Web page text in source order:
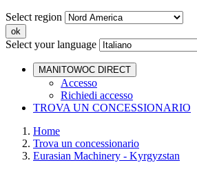
Select region
Select your language
MANITOWOC DIRECT
Accesso
Richiedi accesso
TROVA UN CONCESSIONARIO
Home
Trova un concessionario
Eurasian Machinery - Kyrgyzstan